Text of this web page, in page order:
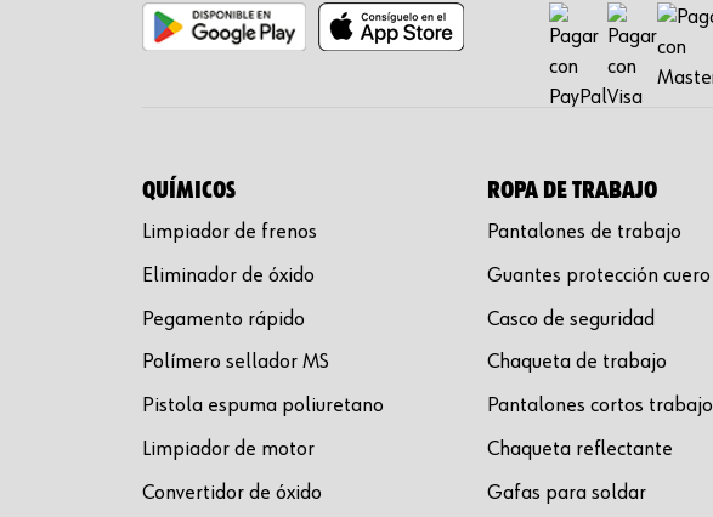
QUÍMICOS
Limpiador de frenos
Eliminador de óxido
Pegamento rápido
Polímero sellador MS
Pistola espuma poliuretano
Limpiador de motor
Convertidor de óxido
ROPA DE TRABAJO
Pantalones de trabajo
Guantes protección cuero
Casco de seguridad
Chaqueta de trabajo
Pantalones cortos trabajo
Chaqueta reflectante
Gafas para soldar